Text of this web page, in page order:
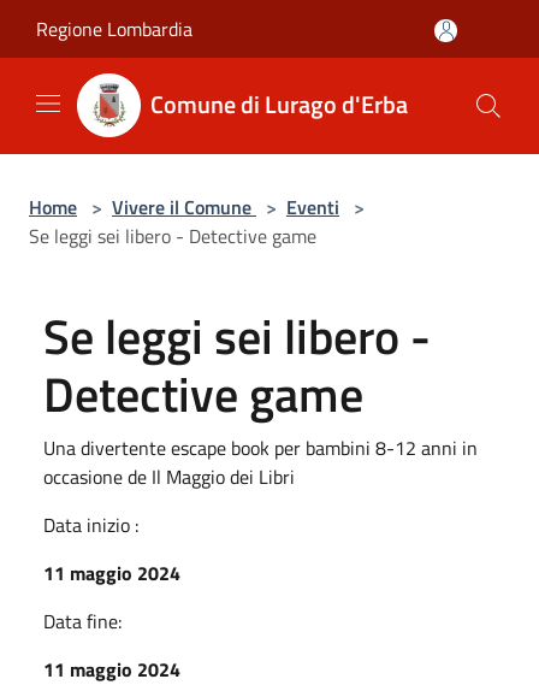
Regione Lombardia
Comune di Lurago d'Erba
Home > Vivere il Comune > Eventi >
Se leggi sei libero - Detective game
Se leggi sei libero -
Detective game
Una divertente escape book per bambini 8-12 anni in
occasione de Il Maggio dei Libri
Data inizio :
11 maggio 2024
Data fine:
11 maggio 2024